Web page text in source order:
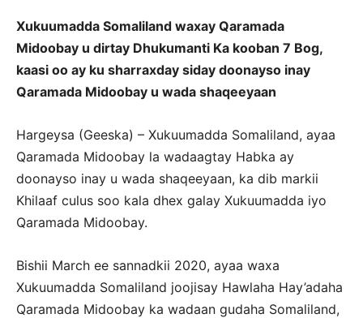
Xukuumadda Somaliland waxay Qaramada
Midoobay u dirtay Dhukumanti Ka kooban 7 Bog,
kaasi oo ay ku sharraxday siday doonayso inay
Qaramada Midoobay u wada shaqeeyaan
Hargeysa (Geeska) – Xukuumadda Somaliland, ayaa
Qaramada Midoobay la wadaagtay Habka ay
doonayso inay u wada shaqeeyaan, ka dib markii
Khilaaf culus soo kala dhex galay Xukuumadda iyo
Qaramada Midoobay.
Bishii March ee sannadkii 2020, ayaa waxa
Xukuumadda Somaliland joojisay Hawlaha Hay’adaha
Qaramada Midoobay ka wadaan gudaha Somaliland,